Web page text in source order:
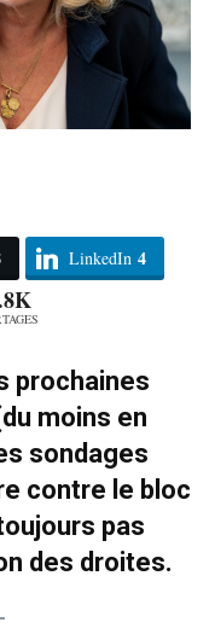
LinkedIn 4
prochaines
moins en
sondages
contre le bloc
pas
des droites.